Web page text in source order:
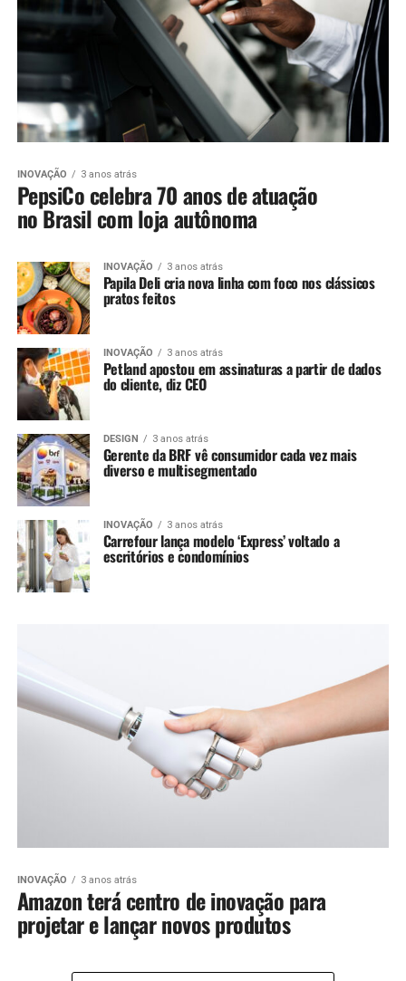
INOVAÇÃO 3 anos atrás
PepsiCo celebra 70 anos de atuação
no Brasil com loja autônoma
INOVAÇÃO 3 anos atrás
Papila Deli cria nova linha com foco nos clássicos
pratos feitos
INOVAÇÃO 3 anos atrás
Petland apostou em assinaturas a partir de dados
do cliente, diz CEO
DESIGN 3 anos atrás
Gerente da BRF vê consumidor cada vez mais
diverso e multisegmentado
INOVAÇÃO 3 anos atrás
Carrefour lança modelo ‘Express’ voltado a
escritórios e condomínios
INOVAÇÃO 3 anos atrás
Amazon terá centro de inovação para
projetar e lançar novos produtos